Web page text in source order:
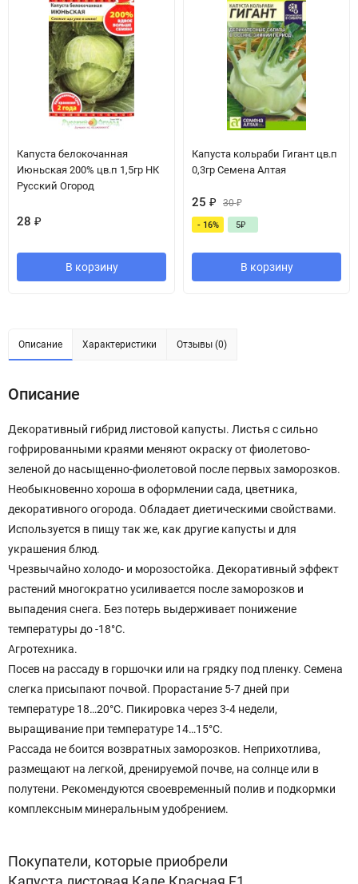
Капуста белокочанная
Июньская 200% цв.п 1,5гр НК
Русский Огород
28 ₽
В корзину
Капуста кольраби Гигант цв.п
0,3гр Семена Алтая
25 ₽ 30₽
- 16% 5₽
В корзину
Описание Характеристики Отзывы (0)
Описание
Декоративный гибрид листовой капусты. Листья с сильно
гофрированными краями меняют окраску от фиолетово-
зеленой до насыщенно-фиолетовой после первых заморозков.
Необыкновенно хороша в оформлении сада, цветника,
декоративного огорода. Обладает диетическими свойствами.
Используется в пищу так же, как другие капусты и для
украшения блюд.
Чрезвычайно холодо- и морозостойка. Декоративный эффект
растений многократно усиливается после заморозков и
выпадения снега. Без потерь выдерживает понижение
температуры до -18°С.
Агротехника.
Посев на рассаду в горшочки или на грядку под пленку. Семена
слегка присыпают почвой. Прорастание 5-7 дней при
температуре 18…20°С. Пикировка через 3-4 недели,
выращивание при температуре 14…15°С.
Рассада не боится возвратных заморозков. Неприхотлива,
размещают на легкой, дренируемой почве, на солнце или в
полутени. Рекомендуются своевременный полив и подкормки
комплексным минеральным удобрением.
Покупатели, которые приобрели